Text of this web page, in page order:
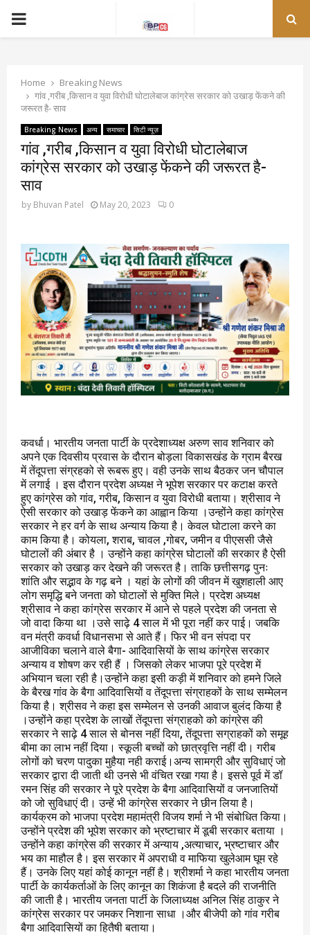
PRIMARY
Home
Breaking News
गांव ,गरीब ,किसान व युवा विरोधी घोटालेबाज कांग्रेस सरकार को उखाड़ फेंकने की
जरूरत है- साव
Breaking News अन्य समाचार सिटी न्यूज़
गांव ,गरीब ,किसान व युवा विरोधी घोटालेबाज
कांग्रेस सरकार को उखाड़ फेंकने की जरूरत है-
साव
by Bhuvan Patel May 20, 2023 0
कवर्धा। भारतीय जनता पार्टी के प्रदेशाध्यक्ष अरुण साव शनिवार को
अपने एक दिवसीय प्रवास के दौरान बोड़ला विकासखंड के ग्राम बैरख
में तेंदूपत्ता संग्रहको से रूबरू हुए। वही उनके साथ बैठकर जन चौपाल
में लगाई । इस दौरान प्रदेश अध्यक्ष ने भूपेश सरकार पर कटाक्ष करते
हुए कांग्रेस को गांव, गरीब, किसान व युवा विरोधी बताया। श्रीसाव ने
ऐसी सरकार को उखाड़ फेंकने का आह्वान किया ।उन्होंने कहा कांग्रेस
सरकार ने हर वर्ग के साथ अन्याय किया है। केवल घोटाला करने का
काम किया है। कोयला, शराब, चावल ,गोबर, जमीन व पीएससी जैसे
घोटालों की अंबार है । उन्होंने कहा कांग्रेस घोटालों की सरकार है ऐसी
सरकार को उखाड़ कर देखने की जरूरत है। ताकि छत्तीसगढ़ पुनः
शांति और सद्भाव के गढ़ बने । यहां के लोगों की जीवन में खुशहाली आए
लोग समृद्धि बने जनता को घोटालों से मुक्ति मिले। प्रदेश अध्यक्ष
श्रीसाव ने कहा कांग्रेस सरकार में आने से पहले प्रदेश की जनता से
जो वादा किया था ।उसे साढ़े 4 साल में भी पूरा नहीं कर पाई। जबकि
वन मंत्री कवर्धा विधानसभा से आते हैं। फिर भी वन संपदा पर
आजीविका चलाने वाले बैगा- आदिवासियों के साथ कांग्रेस सरकार
अन्याय व शोषण कर रही हैं । जिसको लेकर भाजपा पूरे प्रदेश में
अभियान चला रही है।उन्होंने कहा इसी कड़ी में शनिवार को हमने जिले
के बैरख गांव के बैगा आदिवासियों व तेंदूपत्ता संग्राहकों के साथ सम्मेलन
किया है। श्रीसव ने कहा इस सम्मेलन से उनकी आवाज बुलंद किया है
।उन्होंने कहा प्रदेश के लाखों तेंदूपत्ता संग्राहको को कांग्रेस की
सरकार ने साढ़े 4 साल से बोनस नहीं दिया, तेंदूपत्ता सग्राहकों को समूह
बीमा का लाभ नहीं दिया। स्कूली बच्चों को छात्रवृत्ति नहीं दी। गरीब
लोगों को चरण पादुका मुहैया नही कराई।अन्य सामग्री और सुविधाएं जो
सरकार द्वारा दी जाती थी उनसे भी वंचित रखा गया है। इससे पूर्व में डॉ
रमन सिंह की सरकार ने पूरे प्रदेश के बैगा आदिवासियों व जनजातियों
को जो सुविधाएं दी। उन्हें भी कांग्रेस सरकार ने छीन लिया है।
कार्यक्रम को भाजपा प्रदेश महामंत्री विजय शर्मा ने भी संबोधित किया।
उन्होंने प्रदेश की भूपेश सरकार को भ्रष्टाचार में डूबी सरकार बताया ।
उन्होंने कहा कांग्रेस की सरकार में अन्याय ,अत्याचार, भ्रष्टाचार और
भय का माहौल है। इस सरकार में अपराधी व माफिया खुलेआम घूम रहे
हैं। उनके लिए यहां कोई कानून नहीं है। श्रीशर्मा ने कहा भारतीय जनता
पार्टी के कार्यकर्ताओं के लिए कानून का शिकंजा है बदले की राजनीति
की जाती है। भारतीय जनता पार्टी के जिलाध्यक्ष अनिल सिंह ठाकुर ने
कांग्रेस सरकार पर जमकर निशाना साधा ।और बीजेपी को गांव गरीब
बैगा आदिवासियों का हितैषी बताया।